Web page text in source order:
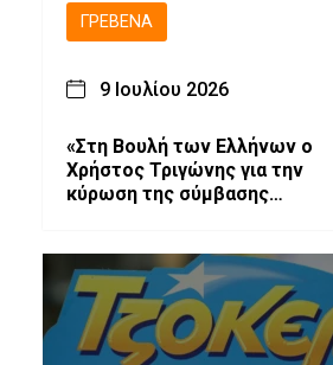
ΓΡΕΒΕΝΆ
9 Ιουλίου 2026
«Στη Βουλή των Ελλήνων ο
Χρήστος Τριγώνης για την
κύρωση της σύμβασης
Βασιλίτσας»